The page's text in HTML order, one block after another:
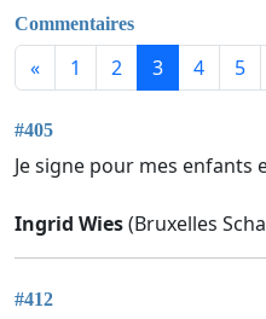
Commentaires
« 1 2 3 4 5
#405
Je signe pour mes enfants
Ingrid Wies(Bruxelles
#412